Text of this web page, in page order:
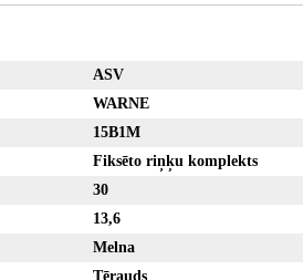
ASV
WARNE
15B1M
Fiksēto riņķu komplekts
30
13,6
Melna
Tērauds